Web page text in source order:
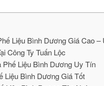
Liệu Bình Dương Giá Cao –
Công Ty Tuấn Lộc
Phế Liệu Bình Dương Uy Tín
Liệu Bình Dương Giá Tốt